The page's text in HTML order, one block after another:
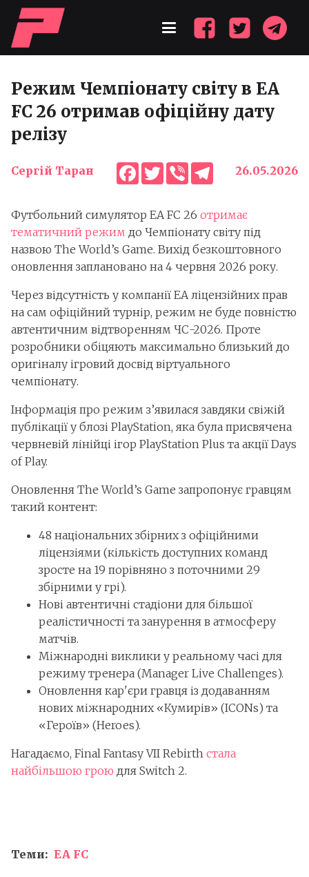
Режим Чемпіонату світу в EA
FC 26 отримав офіційну дату
релізу
Сергій Таран Facebook
Twitter
ViberTelegram
26.05.2026
Футбольний симулятор EA FC 26 отримає
тематичний режим до Чемпіонату світу під
назвою The World’s Game. Вихід безкоштовного
оновлення заплановано на 4 червня 2026 року.
Через відсутність у компанії EA ліцензійних прав
на сам офіційний турнір, режим не буде повністю
автентичним відтворенням ЧС-2026. Проте
розробники обіцяють максимально близький до
оригіналу ігровий досвід віртуального
чемпіонату.
Інформація про режим з’явилася завдяки свіжій
публікації у блозі PlayStation, яка була присвячена
червневій лінійці ігор PlayStation Plus та акції Days
of Play.
Оновлення The World’s Game запропонує гравцям
такий контент:
48 національних збірних з офіційними
ліцензіями (кількість доступних команд
зросте на 19 порівняно з поточними 29
збірними у грі).
Нові автентичні стадіони для більшої
реалістичності та занурення в атмосферу
матчів.
Міжнародні виклики у реальному часі для
режиму тренера (Manager Live Challenges).
Оновлення кар'єри гравця із додаванням
нових міжнародних «Кумирів» (ICONs) та
«Героїв» (Heroes).
Нагадаємо, Final Fantasy VII Rebirth стала
найбільшою грою для Switch 2.
Теми: EA FC